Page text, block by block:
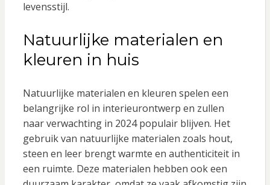
levensstijl.
Natuurlijke materialen en
kleuren in huis
Natuurlijke materialen en kleuren spelen een
belangrijke rol in interieurontwerp en zullen
naar verwachting in 2024 populair blijven. Het
gebruik van natuurlijke materialen zoals hout,
steen en leer brengt warmte en authenticiteit in
een ruimte. Deze materialen hebben ook een